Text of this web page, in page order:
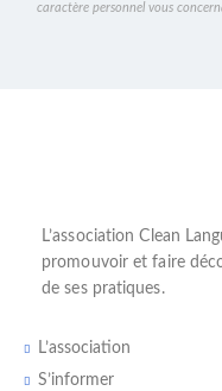
caractère personnel vous
L’association Clean
promouvoir et faire
de ses pratiques.
L’association
S’informer